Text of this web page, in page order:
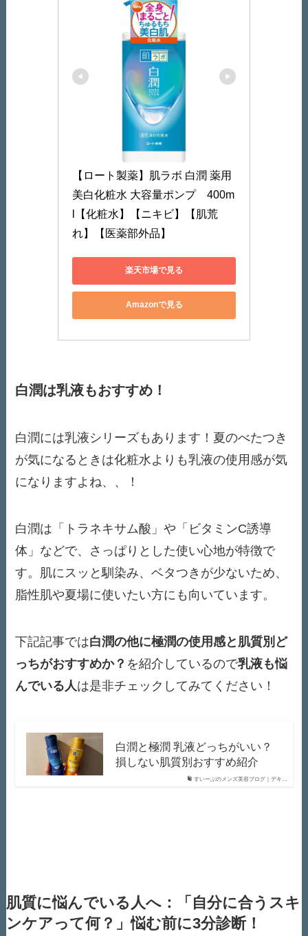
【ロート製薬】肌ラボ 白潤 薬用
美白化粧水 大容量ポンプ　400m
l【化粧水】【ニキビ】【肌荒
れ】【医薬部外品】
楽天市場で見る
Amazonで見る
白潤は乳液もおすすめ！
白潤には乳液シリーズもあります！夏のべたつき
が気になるときは化粧水よりも乳液の使用感が気
になりますよね、、！
白潤は「トラネキサム酸」や「ビタミンC誘導
体」などで、さっぱりとした使い心地が特徴で
す。肌にスッと馴染み、ベタつきが少ないため、
脂性肌や夏場に使いたい方にも向いています。
下記記事では白潤の他に極潤の使用感と肌質別ど
っちがおすすめか？ を紹介しているので乳液も悩
んでいる人 は是非チェックしてみてください！
すいーぶのメンズ美容ブログ｜デキ…
白潤と極潤 乳液どっちがいい？
損しない肌質別おすすめ紹介
肌質に悩んでいる人へ：「自分に合うスキ
ンケアって何？」悩む前に3分診断！